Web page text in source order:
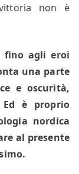
non è
fino agli eroi
una parte
e oscurità,
è proprio
nordica
al presente